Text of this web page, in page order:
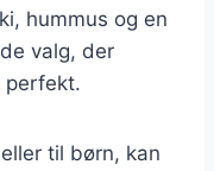
hummus og en
valg, der
perfekt.
til børn, kan